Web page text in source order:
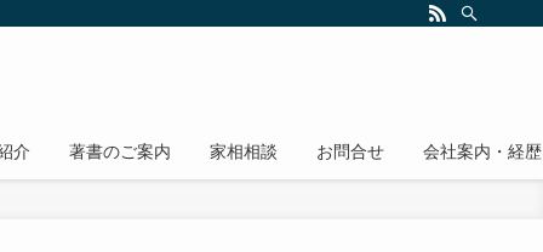
介 著書のご案内 家相相談 お問合せ 会社案内・経歴